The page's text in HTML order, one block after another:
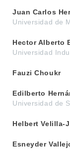
r
a
Juan Carlos
Universidad de
Hector Alberto
Universidad
Fauzi Choukr
Edilberto
Universidad de
Helbert Velilla-
Esneyder